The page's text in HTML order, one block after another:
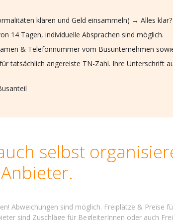
klären und Geld einsammeln) → Alles
14 Tagen, individuelle Absprachen sind möglich.
& Telefonnummer vom Busunternehmen
tatsächlich angereiste TN-Zahl. Ihre Unterschrift
selbst
Abweichungen sind möglich. Freiplätze & Preise
sind Zuschläge für BegleiterInnen oder auch